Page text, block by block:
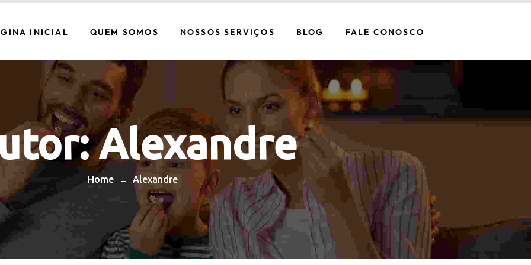
INICIAL QUEM SOMOS NOSSOS SERVIÇOS
CONECTIVIDADE
SEGURANÇA
INTEGRADA
TELEFONIA
DATA CENTER
BLOG FALE CONOSCO
Alexandre
Home Alexandre